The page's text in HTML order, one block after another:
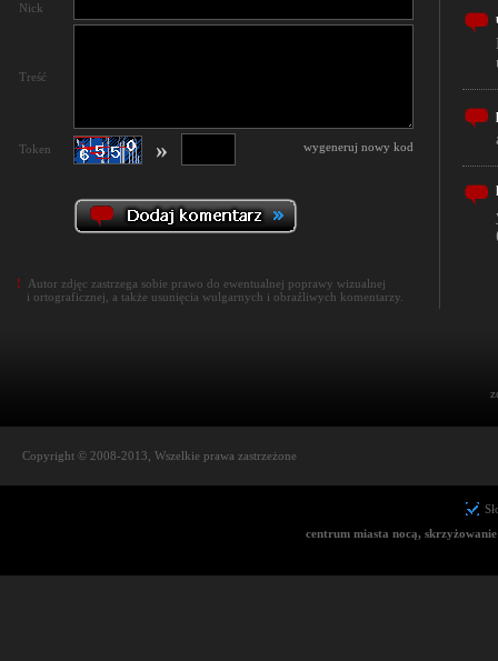
Nick
Treść
Token wygeneruj nowy kod
»
! Autor zdjęc zastrzega sobie prawo do ewentualnej poprawy wizualnej
i ortograficznej, a także usunięcia wulgarnych i obraźliwych komentarzy.
Copyright © 2008-2013, Wszelkie prawa zastrzeżone
centrum miasta nocą,